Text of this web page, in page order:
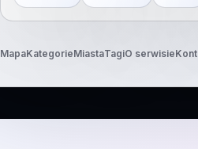
MapaKategorieMiastaTagiO serwisie